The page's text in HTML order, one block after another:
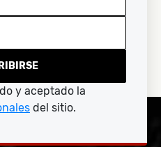
y aceptado la
del sitio.